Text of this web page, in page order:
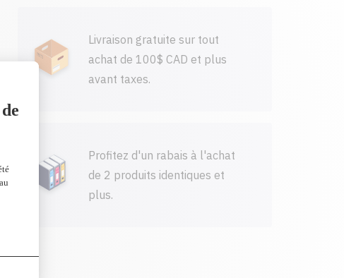
Livraison gratuite sur tout
achat de 100$ CAD et plus
avant taxes.
Profitez d'un rabais à l'achat
de 2 produits identiques et
plus.